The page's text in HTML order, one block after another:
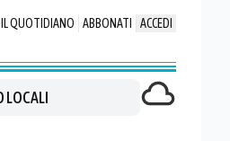
IL QUOTIDIANO ABBONATI ACCEDI
LOCALI